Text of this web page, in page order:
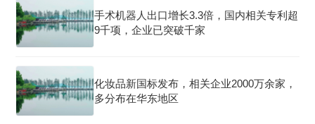
手术机器人出口增长3.3倍，国内相关专利超
9千项，企业已突破千家
化妆品新国标发布，相关企业2000万余家，
多分布在华东地区